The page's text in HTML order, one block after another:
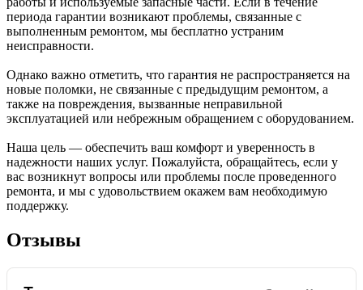
периода гарантии возникают проблемы, связанные с
выполненным ремонтом, мы бесплатно устраним
неисправности.
Однако важно отметить, что гарантия не распространяется на
новые поломки, не связанные с предыдущим ремонтом, а
также на повреждения, вызванные неправильной
эксплуатацией или небрежным обращением с оборудованием.
Наша цель — обеспечить ваш комфорт и уверенность в
надежности наших услуг. Пожалуйста, обращайтесь, если у
вас возникнут вопросы или проблемы после проведенного
ремонта, и мы с удовольствием окажем вам необходимую
поддержку.
Отзывы